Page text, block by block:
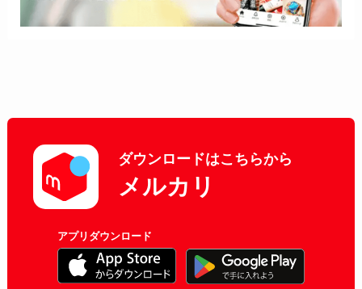
ダウンロードはこちらから
メルカリ
アプリダウンロード